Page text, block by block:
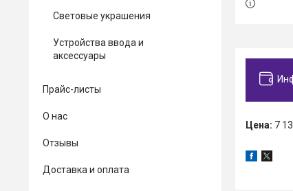
Цена: 7
Световые украшения
Устройства ввода и
аксессуары
Прайс-листы
О нас
Отзывы
Доставка и оплата